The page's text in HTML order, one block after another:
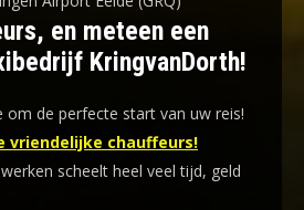
en meteen een
KringvanDorth!
de perfecte start van uw reis!
vriendelijke chauffeurs!
scheelt heel veel tijd, geld